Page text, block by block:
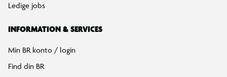
Ledige jobs
INFORMATION & SERVICES
Min BR konto / login
Find din BR